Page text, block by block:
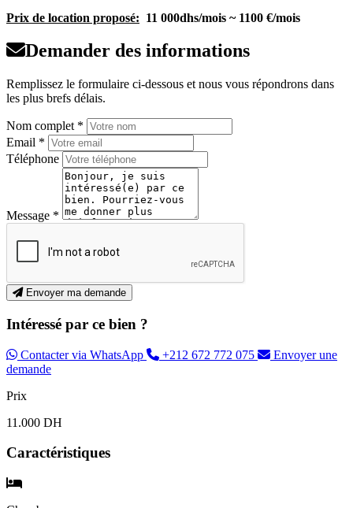
Prix de location proposé: 11 000dhs/mois ~ 1100 €/mois
Demander des informations
Remplissez le formulaire ci-dessous et nous vous répondrons dans
les plus brefs délais.
Nom complet *
Email *
Téléphone
Message *
Envoyer ma demande
Intéressé par ce bien ?
Contacter via WhatsApp +212 672 772 075
Envoyer une
demande
Prix
11.000 DH
Caractéristiques